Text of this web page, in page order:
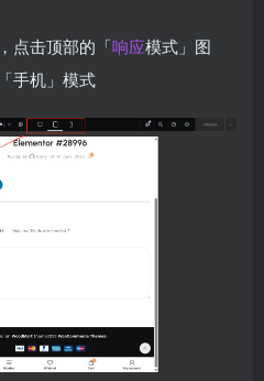
点击顶部的「响应模式」图
手机」模式